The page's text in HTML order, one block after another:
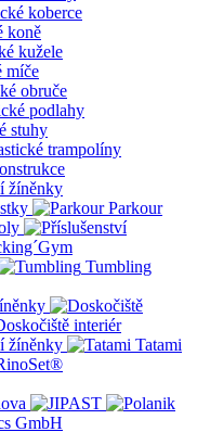
koberce
koně
kužele
míče
obruče
podlahy
stuhy
trampolíny
žíněnky
Parkour
Tumbling
interiér
žíněnky
Tatami